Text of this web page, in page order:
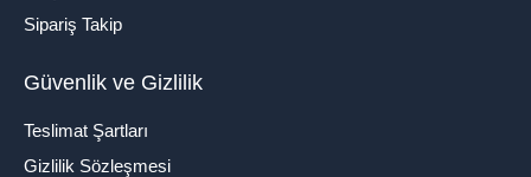
Sipariş Takip
Güvenlik ve Gizlilik
Teslimat Şartları
Gizlilik Sözleşmesi